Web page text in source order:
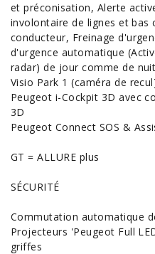
et préconisation, Alerte
involontaire de lignes et
conducteur, Freinage
d'urgence automatique
radar) de jour comme de
Visio Park 1 (caméra de
Peugeot i-Cockpit 3D avec
3D
Peugeot Connect SOS &
GT = ALLURE plus
SÉCURITÉ
Commutation automatique
Projecteurs 'Peugeot Full
griffes